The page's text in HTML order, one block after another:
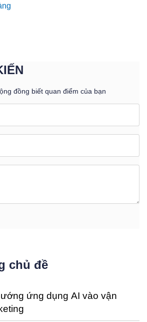
đồng biết quan điểm của bạn
chủ đề
ứng dụng AI vào vận